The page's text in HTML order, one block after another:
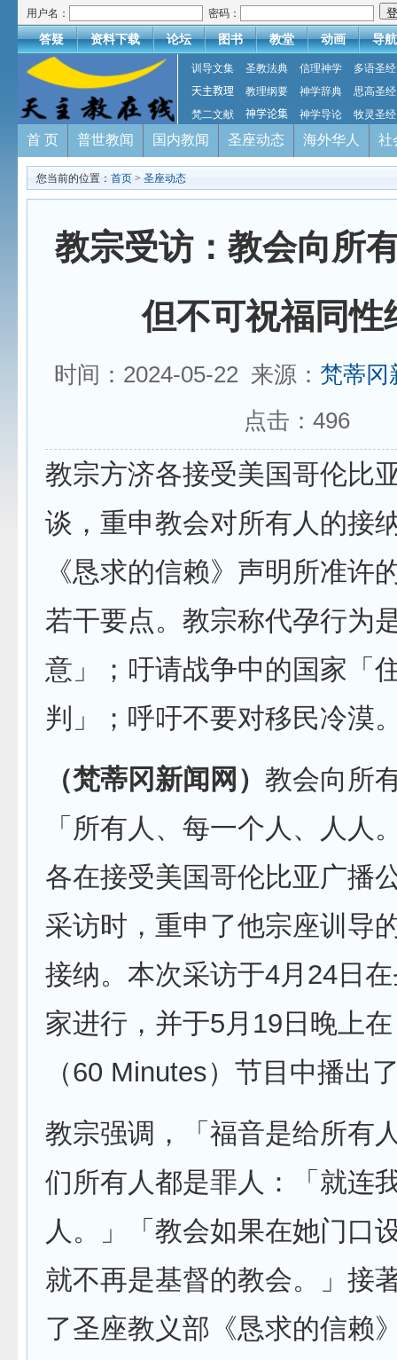
用户名： 密码：
答疑 资料下载 论坛 图书 教堂 动画 导航
训导文集 圣教法典 信理神学
多语圣经
天主教理
教理纲要 神学辞典
思高圣经
梵二文献
神学论集 神学导论 牧灵圣经
首 页 普世教闻 国内教闻 圣座动态 海外华人 社
您当前的位置： 首页 > 圣座动态
教宗受访：教会向所
但不可祝福同性
时间：2024-05-22 来源： 梵蒂冈
点击： 496
教宗方济各接受美国哥伦比
谈，重申教会对所有人的接
《恳求的信赖》声明所准许
若干要点。教宗称代孕行为
意」；吁请战争中的国家「
判」；呼吁不要对移民冷漠
（梵蒂冈新闻网） 教会向所
「所有人、每一个人、人人
各在接受美国哥伦比亚广播
采访时，重申了他宗座训导
接纳。本次采访于4月24日
家进行，并于5月19日晚上
（60 Minutes）节目中播出
教宗强调，「福音是给所有
们所有人都是罪人：「就连
人。」「教会如果在她门口
就不再是基督的教会。」接
了圣座教义部《恳求的信赖